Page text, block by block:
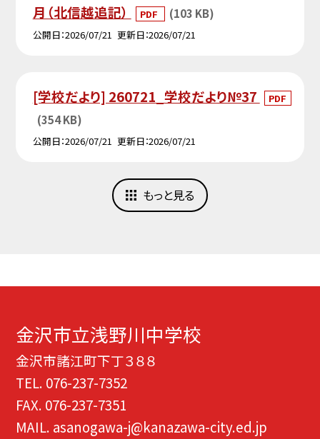
月（北信越追記）
PDF (103 KB)
公開日 2026/07/21 更新日 2026/07/21
[学校だより] 260721_学校だより№37 PDF
(354 KB)
公開日 2026/07/21 更新日 2026/07/21
もっと見る
金沢市立浅野川中学校
金沢市諸江町下丁３８８
TEL. 076-237-7352
FAX. 076-237-7351
MAIL. asanogawa-j@kanazawa-city.ed.jp